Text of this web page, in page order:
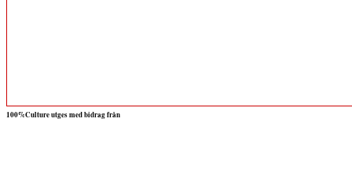
100%Culture utges med bidrag från